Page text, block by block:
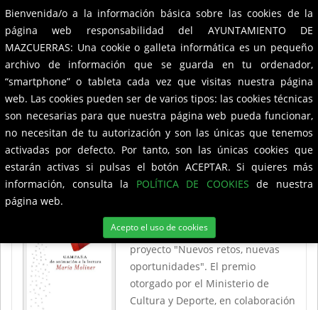
Toggle
navigation
Ayuntamiento de Mazcuerras
Bienvenida/o a la información básica sobre las cookies de la
página web responsabilidad del AYUNTAMIENTO DE
MAZCUERRAS: Una cookie o galleta informática es un pequeño
archivo de información que se guarda en tu ordenador,
“smartphone” o tableta cada vez que visitas nuestra página
web. Las cookies pueden ser de varios tipos: las cookies técnicas
son necesarias para que nuestra página web pueda funcionar,
no necesitan de tu autorización y son las únicas que tenemos
activadas por defecto. Por tanto, son las únicas cookies que
estarán activas si pulsas el botón ACEPTAR. Si quieres más
información, consulta la POLÍTICA DE COOKIESde nuestra
página web.
Acepto el uso de cookies
Noticias
La Biblioteca de Mazcuerras consigue el
premio María Moliner 2020
La Biblioteca Municipal de
de los premios María Moliner de
Animación a la lectura, por su
proyecto "Nuevos retos, nuevas
oportunidades". El premio
otorgado por el Ministerio de
Cultura y Deporte, en colaboración